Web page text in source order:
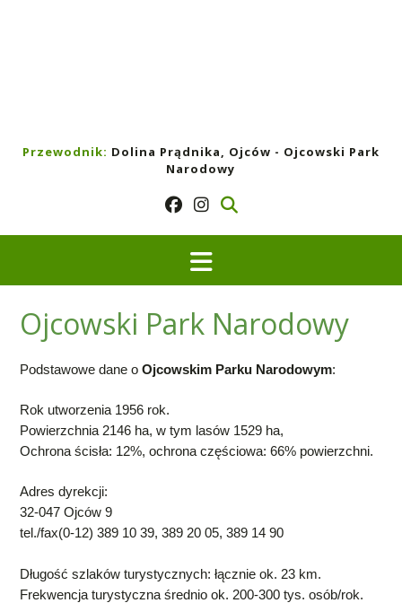
Przewodnik: Dolina Prądnika, Ojców - Ojcowski Park
Narodowy
Ojcowski Park Narodowy
Podstawowe dane o Ojcowskim Parku Narodowym:
Rok utworzenia 1956 rok.
Powierzchnia 2146 ha, w tym lasów 1529 ha,
Ochrona ścisła: 12%, ochrona częściowa: 66% powierzchni.
Adres dyrekcji:
32-047 Ojców 9
tel./fax(0-12) 389 10 39, 389 20 05, 389 14 90
Długość szlaków turystycznych: łącznie ok. 23 km.
Frekwencja turystyczna średnio ok. 200-300 tys. osób/rok.